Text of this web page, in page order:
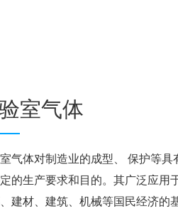
室气体
气体对制造业的成型、 保护等具
的生产要求和目的。其广泛应用
建材、建筑、机械等国民经济的